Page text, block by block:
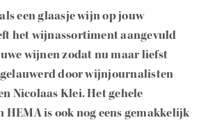
een glaasje wijn op jouw
het wijnassortiment aangevuld
wijnen zodat nu maar liefst
door wijnjournalisten
Nicolaas Klei. Het gehele
is ook nog eens gemakkelijk